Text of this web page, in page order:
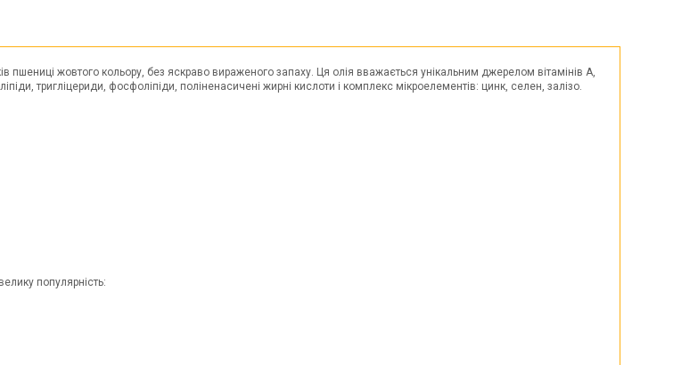
пшениці жовтого кольору, без яскраво вираженого запаху. Ця олія вважається унікальним джерелом вітамінів А,
тригліцериди, фосфоліпіди, поліненасичені жирні кислоти і комплекс мікроелементів: цинк, селен, залізо.
популярність: